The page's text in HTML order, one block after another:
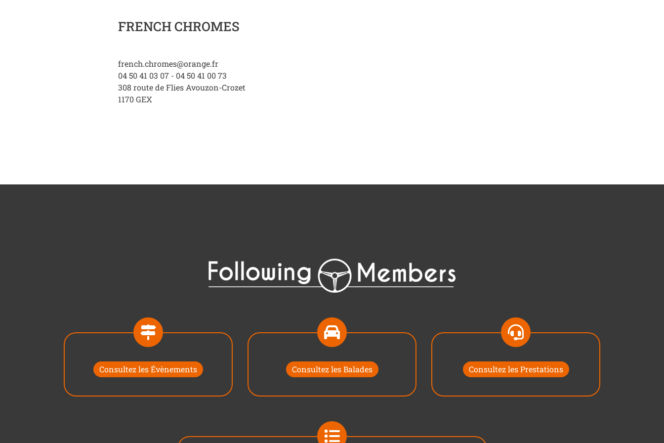
FRENCH CHROMES
french.chromes@orange.fr
04 50 41 03 07 - 04 50 41 00 73
308 route de Flies Avouzon-Crozet
1170GEX
Consultez les Évènements Consultez les Balades Consultez les Prestations